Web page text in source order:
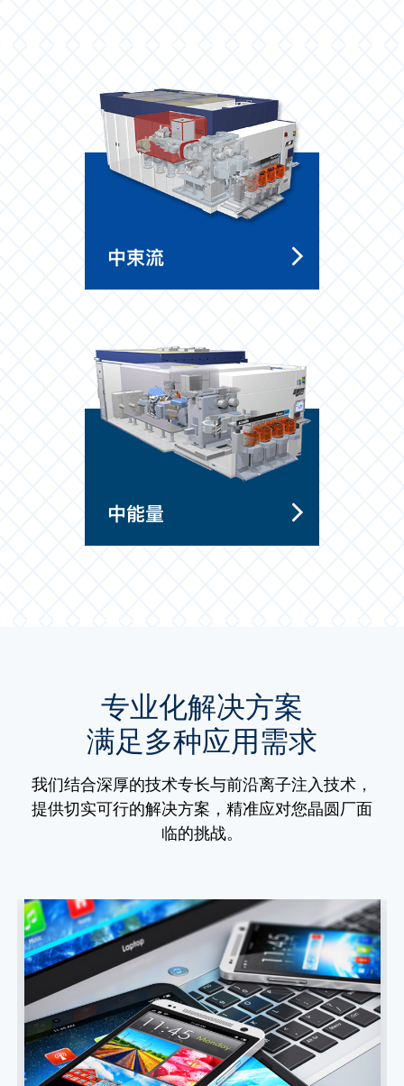
专业化解决方案
满足多种应用需求
我们结合深厚的技术专长与前沿离子注入技术，
提供切实可行的解决方案，精准应对您晶圆厂面
临的挑战。